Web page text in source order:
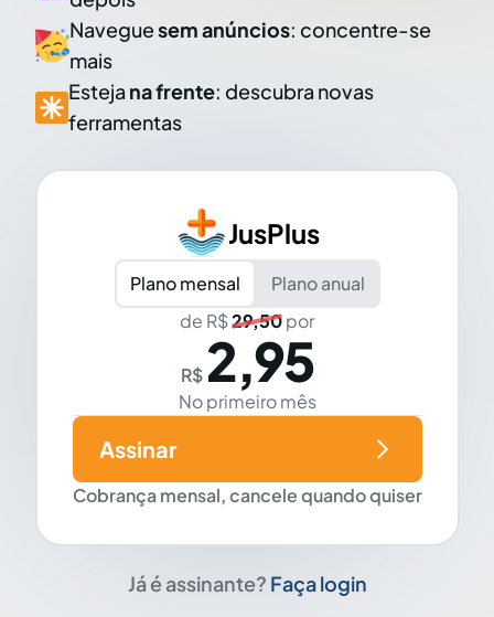
Naveguesem anúncios: concentre-se
mais
Esteja na frente: descubra novas
ferramentas
JusPlus
Plano mensal
Plano anual
de R$29,50por
R$ 2,95
No primeiro mês
Cobrança mensal, cancele quando quiser
Assinar
Já é assinante? Faça login